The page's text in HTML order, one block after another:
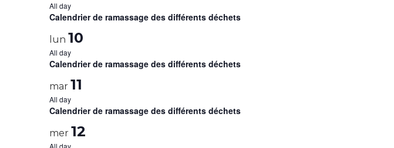
All day
Calendrier de ramassage des différents déchets
lun 10
All day
Calendrier de ramassage des différents déchets
mar 11
All day
Calendrier de ramassage des différents déchets
mer 12
All day